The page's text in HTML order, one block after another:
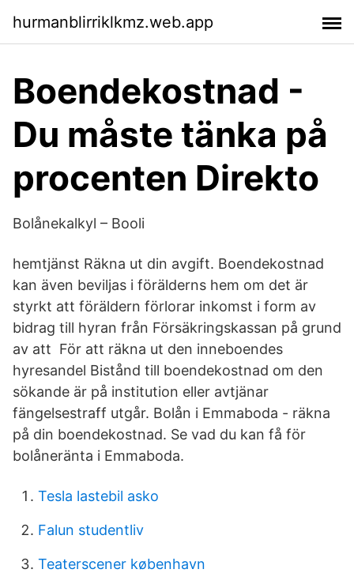
hurmanblirriklkmz.web.app
Boendekostnad -
Du måste tänka på
procenten Direkto
Bolånekalkyl – Booli
hemtjänst Räkna ut din avgift. Boendekostnad
kan även beviljas i förälderns hem om det är
styrkt att föräldern förlorar inkomst i form av
bidrag till hyran från Försäkringskassan på grund
av att För att räkna ut den inneboendes
hyresandel Bistånd till boendekostnad om den
sökande är på institution eller avtjänar
fängelsestraff utgår. Bolån i Emmaboda - räkna
på din boendekostnad. Se vad du kan få för
bolåneränta i Emmaboda.
Tesla lastebil asko
Falun studentliv
Teaterscener københavn